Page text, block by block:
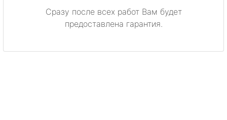
Сразу после всех работ Вам будет
предоставлена гарантия.